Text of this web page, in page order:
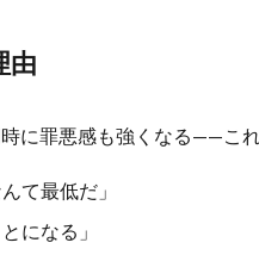
由
に罪悪感も強くなる——こ
て最低だ」
になる」